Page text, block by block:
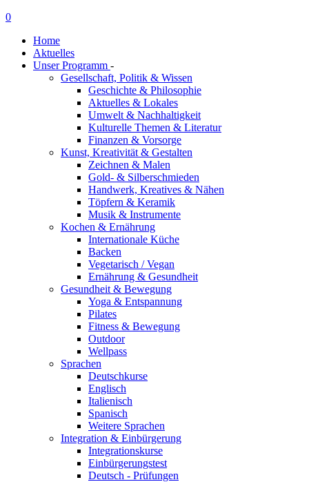
0
Home
Aktuelles
Unser Programm -
Gesellschaft, Politik & Wissen
Geschichte & Philosophie
Aktuelles & Lokales
Umwelt & Nachhaltigkeit
Kulturelle Themen & Literatur
Finanzen & Vorsorge
Kunst, Kreativität & Gestalten
Zeichnen & Malen
Gold- & Silberschmieden
Handwerk, Kreatives & Nähen
Töpfern & Keramik
Musik & Instrumente
Kochen & Ernährung
Internationale Küche
Backen
Vegetarisch / Vegan
Ernährung & Gesundheit
Gesundheit & Bewegung
Yoga & Entspannung
Pilates
Fitness & Bewegung
Outdoor
Wellpass
Sprachen
Deutschkurse
Englisch
Italienisch
Spanisch
Weitere Sprachen
Integration & Einbürgerung
Integrationskurse
Einbürgerungstest
Deutsch - Prüfungen